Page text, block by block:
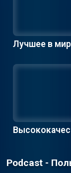
Лучшее в
Podcast -